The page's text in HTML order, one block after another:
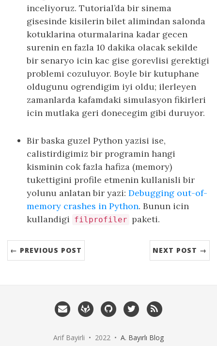
inceliyoruz. Tutorial’da bir sinema
gisesinde kisilerin bilet alimindan salonda
kotuklarina oturmalarina kadar gecen
surenin en fazla 10 dakika olacak sekilde
bir senaryo icin kac gise gorevlisi gerektigi
problemi cozuluyor. Boyle bir kutuphane
oldugunu ogrendigim iyi oldu; ilerleyen
zamanlarda kafamdaki simulasyon fikirleri
icin mutlaka geri donecegim gibi duruyor.
Bir baska guzel Python yazisi ise,
calistirdigimiz bir programin hangi
kisminin cok fazla hafiza (memory)
tukettigini profile etmenin kullanisli bir
yolunu anlatan bir yazi: Debugging out-of-
memory crashes in Python. Bunun icin
kullandigi filprofiler paketi.
← PREVIOUS POST NEXT POST →
Arif Bayirli • 2022 • A. Bayırlı Blog